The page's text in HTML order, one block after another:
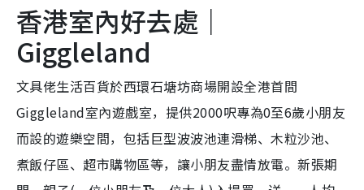
香港室內好去處｜
Giggleland
文具佬生活百貨於西環石塘坊商場開設全港首間
Giggleland室內遊戲室，提供2000呎專為0至6歲小朋友
而設的遊樂空間，包括巨型波波池連滑梯、木粒沙池、
煮飯仔區、超市購物區等，讓小朋友盡情放電。新張期